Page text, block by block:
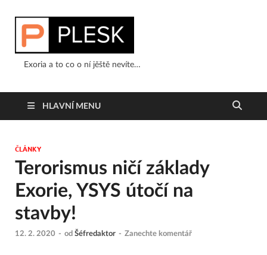
Exoria a to co o ní jěště nevíte…
HLAVNÍ MENU
ČLÁNKY
Terorismus ničí základy
Exorie, YSYS útočí na
stavby!
12. 2. 2020 - od Šéfredaktor - Zanechte komentář